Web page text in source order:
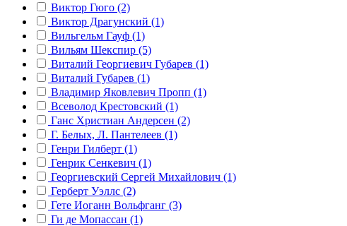
Виктор Гюго (2)
Виктор Драгунский (1)
Вильгельм Гауф (1)
Вильям Шекспир (5)
Виталий Георгиевич Губарев (1)
Виталий Губарев (1)
Владимир Яковлевич Пропп (1)
Всеволод Крестовский (1)
Ганс Христиан Андерсен (2)
Г. Белых, Л. Пантелеев (1)
Генри Гилберт (1)
Генрик Сенкевич (1)
Георгиевский Сергей Михайлович (1)
Герберт Уэллс (2)
Гете Иоганн Вольфганг (3)
Ги де Мопассан (1)